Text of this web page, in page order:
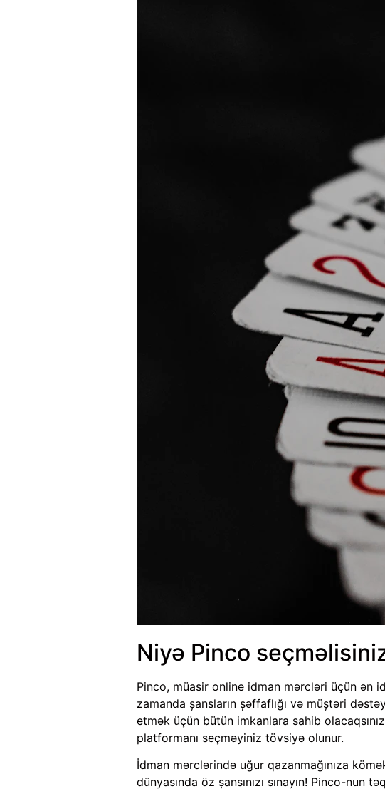
Niyə Pinco
Pinco, müasir online idman mərcləri üçün ən
zamanda şansların şəffaflığı və müştəri
etmək üçün bütün imkanlara sahib
platformanı seçməyiniz tövsiyə olunur.
İdman mərclərində uğur qazanmağınıza
dünyasında öz şansınızı sınayın! Pinco-